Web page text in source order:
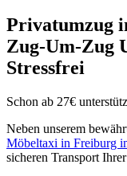
Privatumzug
Zug-Um-Zug
Stressfrei
Schon ab 27€
Neben unserem
Möbeltaxi in Freiburg
sicheren Transport